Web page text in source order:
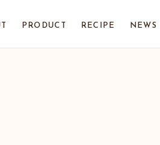
PRODUCT RECIPE NEWS